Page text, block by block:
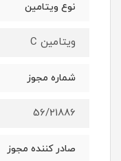
نوع ویتامین
ویتامین C
شماره مجوز
56/21886
صادر کننده مجوز